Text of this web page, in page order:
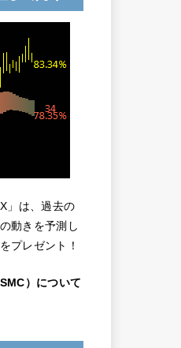
」は、過去の
動きを予測し
プレゼント！
）について